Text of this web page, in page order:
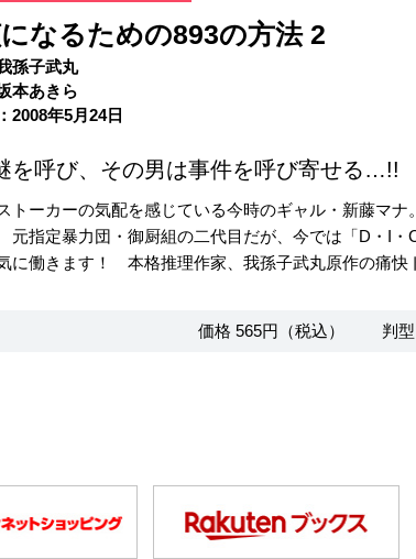
なるための893の方法 2
孫子武丸
本あきら
2008年5月24日
を呼び、その男は事件を呼び寄せる…!!
トーカーの気配を感じている今時のギャル・新藤マ
指定暴力団・御厨組の二代目だが、今では「D・I・
に働きます！ 本格推理作家、我孫子武丸原作の痛快
価格 565円（税込） 判